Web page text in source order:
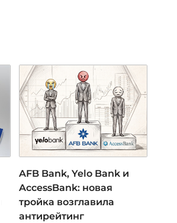
AFB Bank, Yelo Bank и
AccessBank: новая
тройка возглавила
антирейтинг